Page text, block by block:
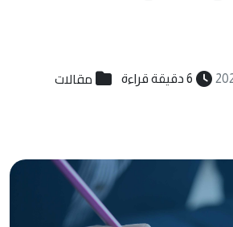
6 دقيقة قراءة مقالات